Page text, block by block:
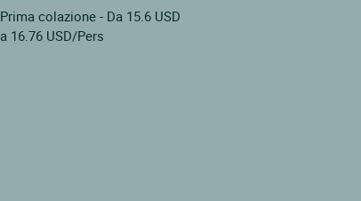
Prima colazione - Da 15.6 USD
a 16.76 USD/Pers